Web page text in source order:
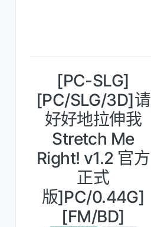
[PC-SLG]
[PC/SLG/3D]请
好好地拉伸我
Stretch Me
Right! v1.2 官方
正式
版]PC/0.44G]
[FM/BD]